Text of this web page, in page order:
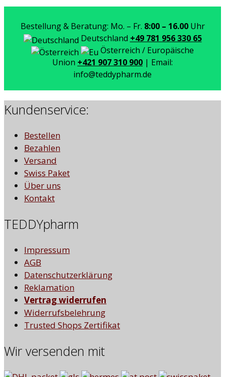
Bestellung & Beratung: Mo. – Fr. 8:00 – 16.00Uhr
Deutschland +49 781 956 330 65
Österreich / Europäische
Union +421 907 310 900 | Email:
info@teddypharm.de
Kundenservice:
Bestellen
Bezahlen
Versand
Swiss Paket
Über uns
Kontakt
TEDDYpharm
Impressum
AGB
Datenschutzerklärung
Reklamation
Vertrag widerrufen
Widerrufsbelehrung
Trusted Shops Zertifikat
Wir versenden mit